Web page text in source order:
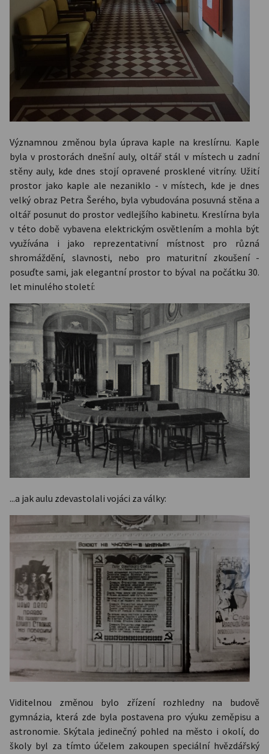
Významnou změnou byla úprava kaple na kreslírnu. Kaple
byla v prostorách dnešní auly, oltář stál v místech u zadní
stěny auly, kde dnes stojí opravené prosklené vitríny. Užití
prostor jako kaple ale nezaniklo - v místech, kde je dnes
velký obraz Petra Šerého, byla vybudována posuvná stěna a
oltář posunut do prostor vedlejšího kabinetu. Kreslírna byla
v této době vybavena elektrickým osvětlením a mohla být
využívána i jako reprezentativní místnost pro různá
shromáždění, slavnosti, nebo pro maturitní zkoušení -
posuďte sami, jak elegantní prostor to býval na počátku 30.
let minulého století:
...a jak aulu zdevastolali vojáci za války:
Viditelnou změnou bylo zřízení rozhledny na budově
gymnázia, která zde byla postavena pro výuku zeměpisu a
astronomie. Skýtala jedinečný pohled na město i okolí, do
školy byl za tímto účelem zakoupen speciální hvězdářský